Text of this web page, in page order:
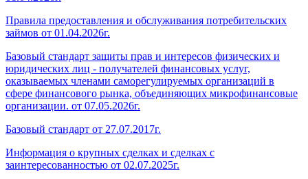
Правила предоставления и обслуживания потребительских
займов от 01.04.2026г.
Базовый стандарт защиты прав и интересов физических и
юридических лиц - получателей финансовых услуг,
оказываемых членами саморегулируемых организаций в
сфере финансового рынка, объединяющих микрофинансовые
организации. от 07.05.2026г.
Базовый стандарт от 27.07.2017г.
Информация о крупных сделках и сделках с
заинтересованностью от 02.07.2025г.